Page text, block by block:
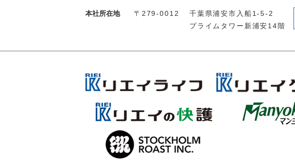
本社所在地 〒279-0012
千葉県浦安市入船1-5-2
プライムタワー新浦安14階